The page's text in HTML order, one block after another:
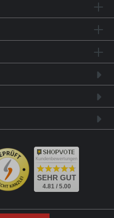
Kundenbewertungen
SEHR GUT
4.81 / 5.00